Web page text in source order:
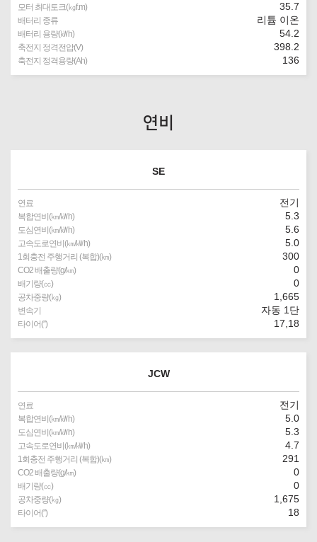
모터 최대토크(㎏f.m) 35.7
배터리 종류 리튬 이온
배터리 용량(㎾h) 54.2
축전지 정격전압(V) 398.2
축전지 정격용량(Ah) 136
연비
SE
연료 전기
복합연비(㎞/㎾h) 5.3
도심연비(㎞/㎾h) 5.6
고속도로연비(㎞/㎾h) 5.0
1회충전 주행거리 (복합)(㎞) 300
CO2 배출량(g/㎞) 0
배기량(㏄) 0
공차중량(㎏) 1,665
변속기 자동 1단
타이어(″) 17,18
JCW
연료 전기
복합연비(㎞/㎾h) 5.0
도심연비(㎞/㎾h) 5.3
고속도로연비(㎞/㎾h) 4.7
1회충전 주행거리 (복합)(㎞) 291
CO2 배출량(g/㎞) 0
배기량(㏄) 0
공차중량(㎏) 1,675
타이어(″) 18